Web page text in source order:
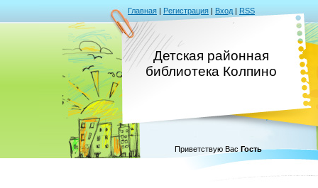
Главная | Регистрация | Вход | RSS
Детская районная
библиотека Колпино
Приветствую Вас Гость